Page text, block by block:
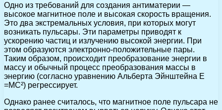
Одно из требований для создания антиматерии —
высокое магнитное поле и высокая скорость вращения.
Это два экстремальных условия, при которых могут
возникать пульсары. Эти параметры приводят к
ускорению частиц и излучению высокой энергии. При
этом образуются электронно-положительные пары.
Таким образом, происходит преобразование энергии в
массу и обычный процесс преобразования массы в
энергию (согласно уравнению Альберта Эйнштейна E
=MC²) регрессирует.
Однако ранее считалось, что магнитное поле пульсара не